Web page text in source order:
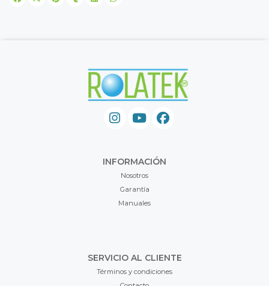
INFORMACIÓN
Nosotros
Garantía
Manuales
SERVICIO AL CLIENTE
Términos y condiciones